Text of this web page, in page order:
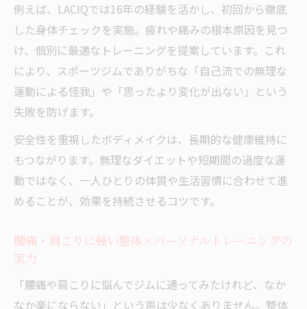
例えば、LACIQでは16年の経験を活かし、初回から徹底
した身体チェックを実施。疲れや痛みの根本原因を見つ
け、個別に最適なトレーニングを提案しています。これ
により、スポーツジムでありがちな「自己流での無理な
運動による怪我」や「思ったより変化が出ない」という
失敗を防げます。
安全性を重視したボディメイクは、長期的な健康維持に
もつながります。無理なダイエットや短期間の過度な運
動ではなく、一人ひとりの体質や生活習慣に合わせて進
めることが、効果を持続させるコツです。
腰痛・肩こりに強い整体×パーソナルトレーニングの
実力
「腰痛や肩こりに悩んでジムに通ってみたけれど、なか
なか楽にならない」という声は少なくありません。整体